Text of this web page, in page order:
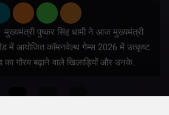
पुष्कर सिंह धामी ने आज मुख्यमंत्री
में आयोजित कॉमनवेल्थ गेम्स 2026 में उत्कृष्ट
गौरव बढ़ाने वाले खिलाड़ियों और उनके…